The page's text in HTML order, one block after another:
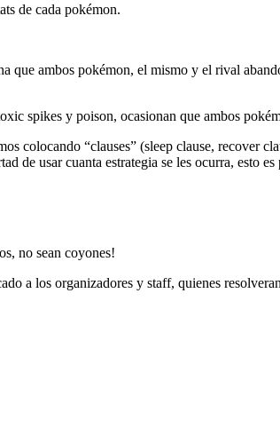
de cada pokémon.
que ambos pokémon, el mismo y el rival
spikes y poison, ocasionan que ambos
colocando “clauses” (sleep clause, recover
de usar cuanta estrategia se les ocurra, esto
no sean coyones!
a los organizadores y staff, quienes